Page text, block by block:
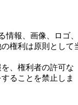
情報、画像、ロゴ、
権利は原則として
、権利者の許可な
ることを禁止しま